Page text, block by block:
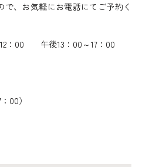
で、お気軽にお電話にてご予約く
12：00 午後13：00～17：00
00）